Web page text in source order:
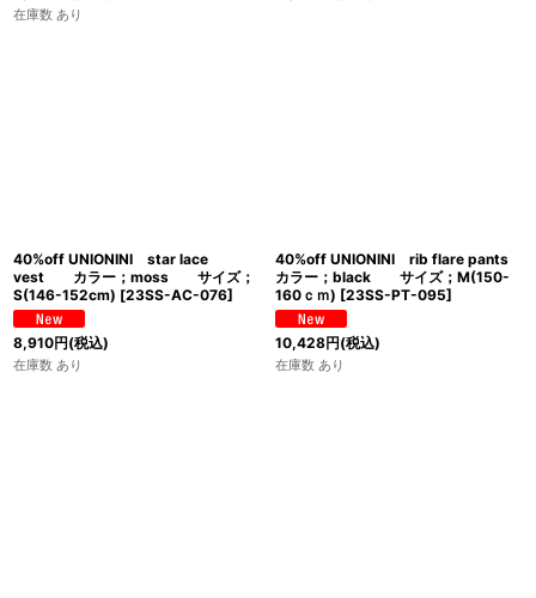
在庫数 あり
40%off UNIONINI star lace
vest カラー；moss サイズ；
S(146-152cm) [23SS-AC-076]
8,910円(税込)
在庫数 あり
40%off UNIONINI rib flare pants
カラー；black サイズ；M(150-
160ｃｍ) [23SS-PT-095]
10,428円(税込)
在庫数 あり